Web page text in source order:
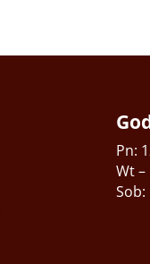
Pn:
Wt –
Sob: